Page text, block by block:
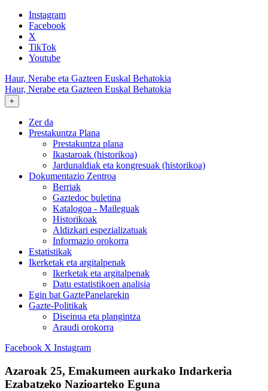
Instagram
Facebook
X
TikTok
Youtube
Haur, Nerabe eta Gazteen Euskal Behatokia
Haur, Nerabe eta Gazteen Euskal Behatokia
+
Zer da
Prestakuntza Plana
Prestakuntza plana
Ikastaroak (historikoa)
Jardunaldiak eta kongresuak (historikoa)
Dokumentazio Zentroa
Berriak
Gaztedoc buletina
Katalogoa - Maileguak
Historikoak
Aldizkari espezializatuak
Informazio orokorra
Estatistikak
Ikerketak eta argitalpenak
Ikerketak eta argitalpenak
Datu estatistikoen analisia
Egin bat GaztePanelarekin
Gazte-Politikak
Diseinua eta plangintza
Araudi orokorra
Facebook X Instagram
Azaroak 25, Emakumeen aurkako Indarkeria
Ezabatzeko Nazioarteko Eguna